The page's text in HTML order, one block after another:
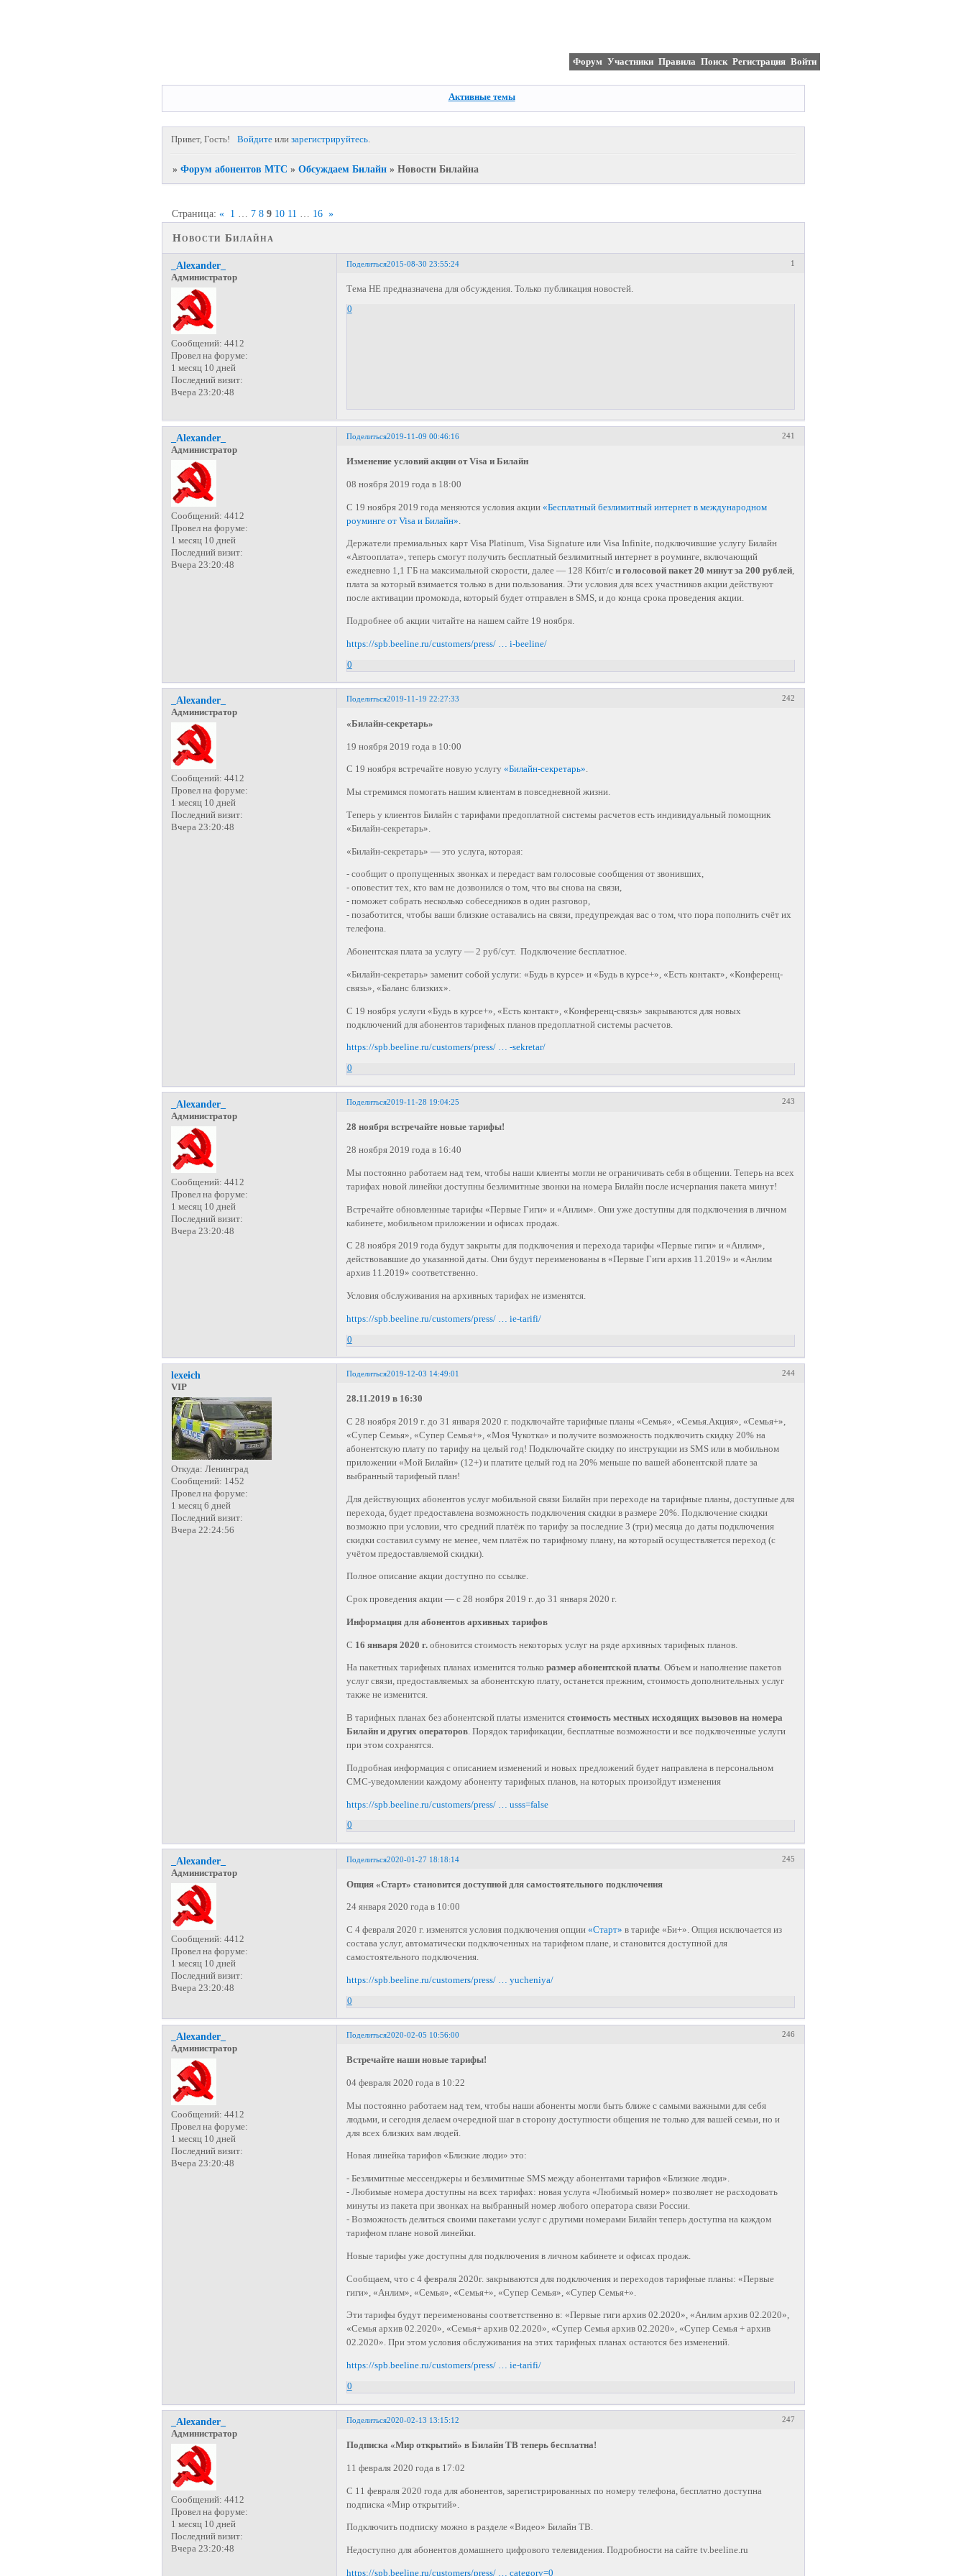
Форум Участники Правила Поиск Регистрация Войти
Активные темы
Привет, Гость! Войдитеили зарегистрируйтесь.
» Форум абонентов МТС » Обсуждаем Билайн » Новости Билайна
Новости Билайна
Страница: « 1 7 8 9 10 11 16 »
Поделиться 1
2015-08-30 23:55:24
_Alexander_
Администратор
Сообщений: 4412
Провел на форуме:
1 месяц 10 дней
Последний визит:
Вчера 23:20:48
Тема НЕ предназначена для обсуждения. Только публикация новостей.
0
Поделиться 241
2019-11-09 00:46:16
_Alexander_
Администратор
Сообщений: 4412
Провел на форуме:
1 месяц 10 дней
Последний визит:
Вчера 23:20:48
Изменение условий акции от Visa и Билайн
08 ноября 2019 года в 18:00
C 19 ноября 2019 года меняются условия акции «Бесплатный безлимитный интернет в международном
роуминге от Visa и Билайн»
Держатели премиальных карт Visa Platinum, Visa Signature или Visa Infinite, подключившие услугу Билайн
«Автооплата», теперь смогут получить бесплатный безлимитный интернет в роуминге, включающий
ежедневно 1,1 ГБ на максимальной скорости, далее — 128 Кбит/с и голосовой пакет 20 минут за 200 рублей,
плата за который взимается только в дни пользования. Эти условия для всех участников акции действуют
после активации промокода, который будет отправлен в SMS, и до конца срока проведения акции.
Подробнее об акции читайте на нашем сайте 19 ноября.
https://spb.beeline.ru/customers/press/ … i-beeline/
0
Поделиться 242
2019-11-19 22:27:33
_Alexander_
Администратор
Сообщений: 4412
Провел на форуме:
1 месяц 10 дней
Последний визит:
Вчера 23:20:48
«Билайн-секретарь»
19 ноября 2019 года в 10:00
С 19 ноября встречайте новую услугу «Билайн-секретарь».
Мы стремимся помогать нашим клиентам в повседневной жизни.
Теперь у клиентов Билайн с тарифами предоплатной системы расчетов есть индивидуальный помощник
«Билайн-секретарь».
«Билайн-секретарь» — это услуга, которая:
- сообщит о пропущенных звонках и передаст вам голосовые сообщения от звонивших,
- оповестит тех, кто вам не дозвонился о том, что вы снова на связи,
- поможет собрать несколько собеседников в один разговор,
- позаботится, чтобы ваши близкие оставались на связи, предупреждая вас о том, что пора пополнить счёт их
телефона.
Абонентская плата за услугу — 2 руб/сут. Подключение бесплатное.
«Билайн-секретарь» заменит собой услуги: «Будь в курсе» и «Будь в курсе+», «Есть контакт», «Конференц-
связь», «Баланс близких».
С 19 ноября услуги «Будь в курсе+», «Есть контакт», «Конференц-связь» закрываются для новых
подключений для абонентов тарифных планов предоплатной системы расчетов.
https://spb.beeline.ru/customers/press/ … -sekretar/
0
Поделиться 243
2019-11-28 19:04:25
_Alexander_
Администратор
Сообщений: 4412
Провел на форуме:
1 месяц 10 дней
Последний визит:
Вчера 23:20:48
28 ноября встречайте новые тарифы!
28 ноября 2019 года в 16:40
Мы постоянно работаем над тем, чтобы наши клиенты могли не ограничивать себя в общении. Теперь на всех
тарифах новой линейки доступны безлимитные звонки на номера Билайн после исчерпания пакета минут!
Встречайте обновленные тарифы «Первые Гиги» и «Анлим». Они уже доступны для подключения в личном
кабинете, мобильном приложении и офисах продаж.
С 28 ноября 2019 года будут закрыты для подключения и перехода тарифы «Первые гиги» и «Анлим»,
действовавшие до указанной даты. Они будут переименованы в «Первые Гиги архив 11.2019» и «Анлим
архив 11.2019» соответственно.
Условия обслуживания на архивных тарифах не изменятся.
https://spb.beeline.ru/customers/press/ … ie-tarifi/
0
Поделиться 244
2019-12-03 14:49:01
lexeich
VIP
Откуда: Ленинград
Сообщений: 1452
Провел на форуме:
1 месяц 6 дней
Последний визит:
Вчера 22:24:56
28.11.2019 в 16:30
С 28 ноября 2019 г. до 31 января 2020 г. подключайте тарифные планы «Семья», «Семья.Акция», «Семья+»,
«Супер Семья», «Супер Семья+», «Моя Чукотка» и получите возможность подключить скидку 20% на
абонентскую плату по тарифу на целый год! Подключайте скидку по инструкции из SMS или в мобильном
приложении «Мой Билайн» (12+) и платите целый год на 20% меньше по вашей абонентской плате за
выбранный тарифный план!
Для действующих абонентов услуг мобильной связи Билайн при переходе на тарифные планы, доступные для
перехода, будет предоставлена возможность подключения скидки в размере 20%. Подключение скидки
возможно при условии, что средний платёж по тарифу за последние 3 (три) месяца до даты подключения
скидки составил сумму не менее, чем платёж по тарифному плану, на который осуществляется переход (с
учётом предоставляемой скидки).
Полное описание акции доступно по ссылке.
Срок проведения акции — с 28 ноября 2019 г. до 31 января 2020 г.
Информация для абонентов архивных тарифов
С 16 января 2020 г. обновится стоимость некоторых услуг на ряде архивных тарифных планов.
На пакетных тарифных планах изменится только размер абонентской платы. Объем и наполнение пакетов
услуг связи, предоставляемых за абонентскую плату, останется прежним, стоимость дополнительных услуг
также не изменится.
В тарифных планах без абонентской платы изменится стоимость местных исходящих вызовов на номера
Билайн и других операторов. Порядок тарификации, бесплатные возможности и все подключенные услуги
при этом сохранятся.
Подробная информация с описанием изменений и новых предложений будет направлена в персональном
СМС-уведомлении каждому абоненту тарифных планов, на которых произойдут изменения
https://spb.beeline.ru/customers/press/ … usss=false
0
Поделиться 245
2020-01-27 18:18:14
_Alexander_
Администратор
Сообщений: 4412
Провел на форуме:
1 месяц 10 дней
Последний визит:
Вчера 23:20:48
Опция «Старт» становится доступной для самостоятельного подключения
24 января 2020 года в 10:00
C 4 февраля 2020 г. изменятся условия подключения опции «Старт» в тарифе «Би+». Опция исключается из
состава услуг, автоматически подключенных на тарифном плане, и становится доступной для
самостоятельного подключения.
https://spb.beeline.ru/customers/press/ … yucheniya/
0
Поделиться 246
2020-02-05 10:56:00
_Alexander_
Администратор
Сообщений: 4412
Провел на форуме:
1 месяц 10 дней
Последний визит:
Вчера 23:20:48
Встречайте наши новые тарифы!
04 февраля 2020 года в 10:22
Мы постоянно работаем над тем, чтобы наши абоненты могли быть ближе с самыми важными для себя
людьми, и сегодня делаем очередной шаг в сторону доступности общения не только для вашей семьи, но и
для всех близких вам людей.
Новая линейка тарифов «Близкие люди» это:
- Безлимитные мессенджеры и безлимитные SMS между абонентами тарифов «Близкие люди».
- Любимые номера доступны на всех тарифах: новая услуга «Любимый номер» позволяет не расходовать
минуты из пакета при звонках на выбранный номер любого оператора связи России.
- Возможность делиться своими пакетами услуг с другими номерами Билайн теперь доступна на каждом
тарифном плане новой линейки.
Новые тарифы уже доступны для подключения в личном кабинете и офисах продаж.
Сообщаем, что с 4 февраля 2020г. закрываются для подключения и переходов тарифные планы: «Первые
гиги», «Анлим», «Семья», «Семья+», «Супер Семья», «Супер Семья+».
Эти тарифы будут переименованы соответственно в: «Первые гиги архив 02.2020», «Анлим архив 02.2020»,
«Семья архив 02.2020», «Семья+ архив 02.2020», «Супер Семья архив 02.2020», «Супер Семья + архив
02.2020». При этом условия обслуживания на этих тарифных планах остаются без изменений.
https://spb.beeline.ru/customers/press/ … ie-tarifi/
0
Поделиться 247
2020-02-13 13:15:12
_Alexander_
Администратор
Сообщений: 4412
Провел на форуме:
1 месяц 10 дней
Последний визит:
Вчера 23:20:48
Подписка «Мир открытий» в Билайн ТВ теперь бесплатна!
11 февраля 2020 года в 17:02
С 11 февраля 2020 года для абонентов, зарегистрированных по номеру телефона, бесплатно доступна
подписка «Мир открытий».
Подключить подписку можно в разделе «Видео» Билайн ТВ.
Недоступно для абонентов домашнего цифрового телевидения. Подробности на сайте tv.beeline.ru
https://spb.beeline.ru/customers/press/ … category=0